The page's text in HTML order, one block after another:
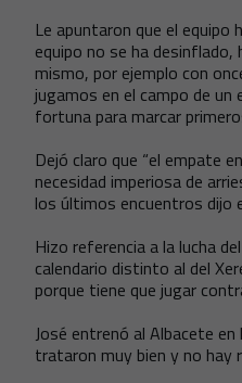
Le apuntaron que el
equipo no se ha
mismo, por ejemplo con
jugamos en el campo de
fortuna para marcar
Dejó claro que “el empate
necesidad imperiosa de
los últimos encuentros dijo
Hizo referencia a la lucha
calendario distinto al del
porque tiene que jugar
José entrenó al Albacete
trataron muy bien y no hay